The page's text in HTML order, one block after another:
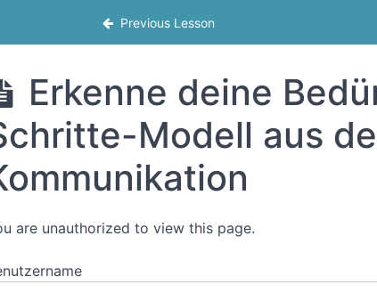
bei der Arbeit umsetzen.
Previous Lesson
Erkenne deine
Modell aus
are unauthorized to view this page.